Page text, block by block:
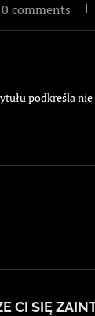
0 comments
podkreśla
CI SIĘ